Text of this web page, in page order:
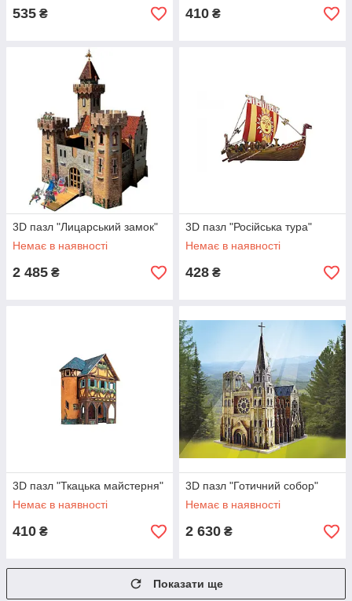
535 ₴ 410 ₴
3D пазл "Лицарський замок"
Немає в наявності
2 485 ₴
3D пазл "Російська тура"
Немає в наявності
428 ₴
3D пазл "Ткацька майстерня"
Немає в наявності
410 ₴
3D пазл "Готичний собор"
Немає в наявності
2 630 ₴
Показати ще